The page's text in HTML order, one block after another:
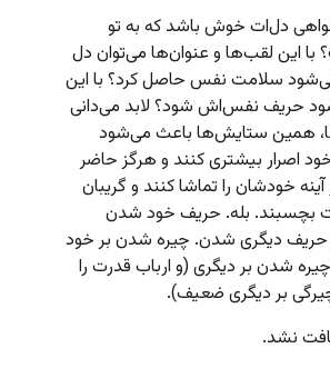
دل‌ات خوش باشد که به تو
با این لقب‌ها و عنوان‌ها می‌توان دل
سلامت نفس حاصل کرد؟ با این
حریف نفس‌اش شود؟ لابد می‌دانی
همین ستایش‌ها باعث می‌شود
اصرار بیشتری کنند و هرگز حاضر
خودشان را تماشا کنند و گریبان
بچسبند. بله. حریف خود شدن
دیگری شدن. چیره شدن بر خود
شدن بر دیگری (و ارباب قدرت را
بر دیگری ضعیف).
نشد.